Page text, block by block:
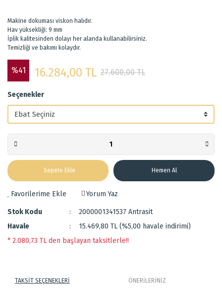
Makine dokuması viskon halıdır.
Hav yüksekliği: 9 mm
İplik kalitesinden dolayı her alanda kullanabilirsiniz.
Temizliği ve bakımı kolaydır.
%41 16.284,00 TL 27.600,00 TL
Seçenekler
Sepete Ekle Hemen Al
Yorum Yaz
Stok Kodu
2000001341537 Antrasit
Havale
15.469,80 TL (%5,00 havale indirimi)
* 2.080,73 TL den başlayan taksitlerle!!
TAKSİT SEÇENEKLERİ ÖNERİLERİNİZ